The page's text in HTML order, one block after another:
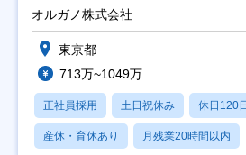
オルガノ株式会社
東京都
713万~1049万
正社員採用 土日祝休み 休日120
産休・育休あり 月残業20時間以内